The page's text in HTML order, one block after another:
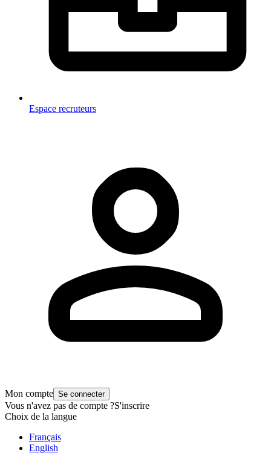
Espace recruteurs
Mon compte Se connecter
Vous n'avez pas de compte ?S'inscrire
Choix de la langue
Français
English